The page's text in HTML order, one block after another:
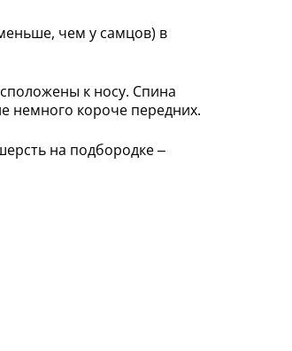
чем у самцов) в
к носу. Спина
немного короче передних.
на подбородке –